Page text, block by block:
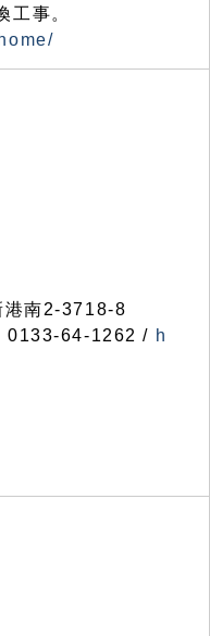
工事。
南2-3718-8
0133-64-1262 / h